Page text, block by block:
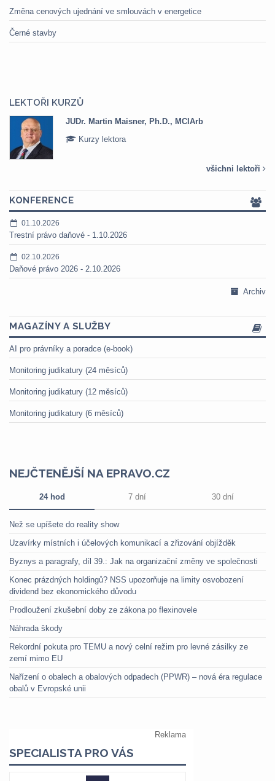
Změna cenových ujednání ve smlouvách v energetice
Černé stavby
LEKTOŘI KURZŮ
JUDr. Martin Maisner, Ph.D., MCIArb
Kurzy lektora
všichni lektoři
KONFERENCE
01.10.2026
Trestní právo daňové - 1.10.2026
02.10.2026
Daňové právo 2026 - 2.10.2026
Archiv
MAGAZÍNY A SLUŽBY
AI pro právníky a poradce (e-book)
Monitoring judikatury (24 měsíců)
Monitoring judikatury (12 měsíců)
Monitoring judikatury (6 měsíců)
NEJČTENĚJŠÍ NA EPRAVO.CZ
24 hod 7 dní 30 dní
Než se upíšete do reality show
Uzavírky místních i účelových komunikací a zřizování objížděk
Byznys a paragrafy, díl 39.: Jak na organizační změny ve společnosti
Konec prázdných holdingů? NSS upozorňuje na limity osvobození
dividend bez ekonomického důvodu
Prodloužení zkušební doby ze zákona po flexinovele
Náhrada škody
Rekordní pokuta pro TEMU a nový celní režim pro levné zásilky ze
zemí mimo EU
Nařízení o obalech a obalových odpadech (PPWR) – nová éra regulace
obalů v Evropské unii